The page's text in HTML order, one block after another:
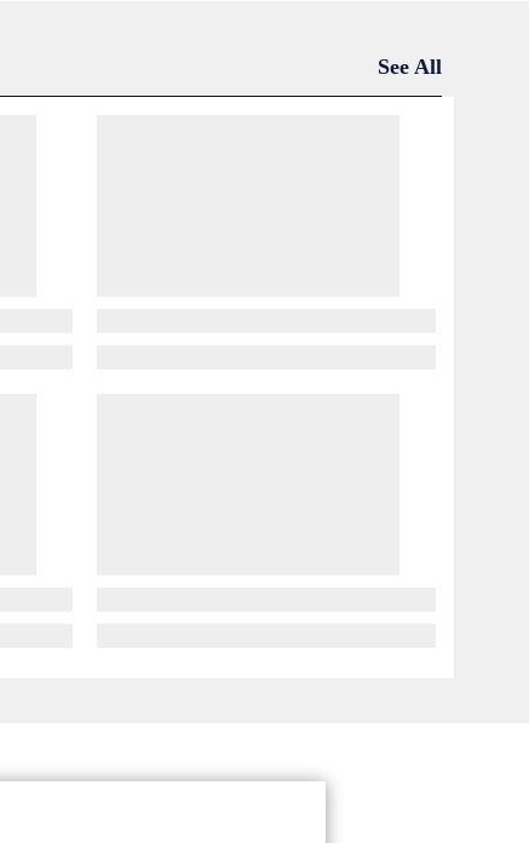
See All